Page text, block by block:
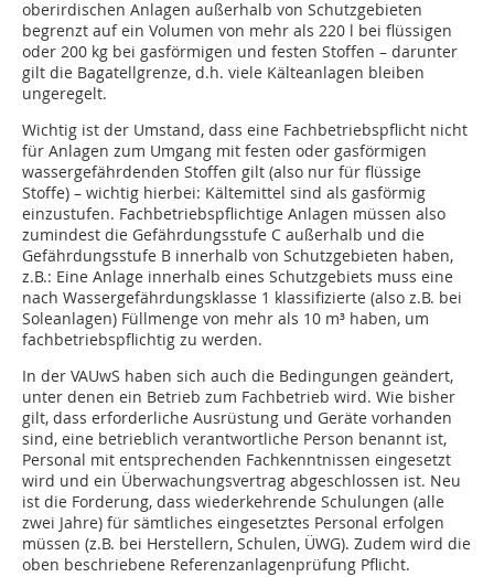
oberirdischen Anlagen außerhalb von Schutzgebieten
begrenzt auf ein Volumen von mehr als 220 l bei flüssigen
oder 200 kg bei gasförmigen und festen Stoffen – darunter
gilt die Bagatellgrenze, d.h. viele Kälteanlagen bleiben
ungeregelt.
Wichtig ist der Umstand, dass eine Fachbetriebspflicht nicht
für Anlagen zum Umgang mit festen oder gasförmigen
wassergefährdenden Stoffen gilt (also nur für flüssige
Stoffe) – wichtig hierbei: Kältemittel sind als gasförmig
einzustufen. Fachbetriebspflichtige Anlagen müssen also
zumindest die Gefährdungsstufe C außerhalb und die
Gefährdungsstufe B innerhalb von Schutzgebieten haben,
z.B.: Eine Anlage innerhalb eines Schutzgebiets muss eine
nach Wassergefährdungsklasse 1 klassifizierte (also z.B. bei
Soleanlagen) Füllmenge von mehr als 10 m³ haben, um
fachbetriebspflichtig zu werden.
In der VAUwS haben sich auch die Bedingungen geändert,
unter denen ein Betrieb zum Fachbetrieb wird. Wie bisher
gilt, dass erforderliche Ausrüstung und Geräte vorhanden
sind, eine betrieblich verantwortliche Person benannt ist,
Personal mit entsprechenden Fachkenntnissen eingesetzt
wird und ein Überwachungsvertrag abgeschlossen ist. Neu
ist die Forderung, dass wiederkehrende Schulungen (alle
zwei Jahre) für sämtliches eingesetztes Personal erfolgen
müssen (z.B. bei Herstellern, Schulen, ÜWG). Zudem wird die
oben beschriebene Referenzanlagenprüfung Pflicht.